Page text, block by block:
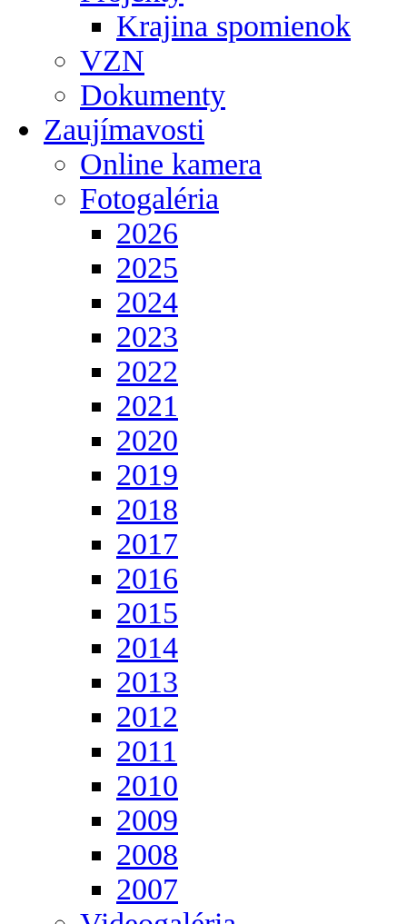
Krajina spomienok
VZN
Dokumenty
Zaujímavosti
Online kamera
Fotogaléria
2026
2025
2024
2023
2022
2021
2020
2019
2018
2017
2016
2015
2014
2013
2012
2011
2010
2009
2008
2007